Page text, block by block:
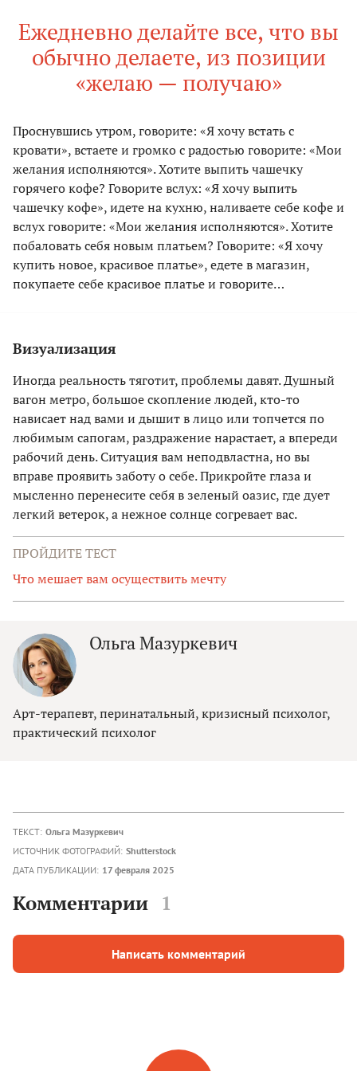
Ежедневно делайте все, что вы
обычно делаете, из позиции
«желаю — получаю»
Проснувшись утром, говорите: «Я хочу встать с
кровати», встаете и громко с радостью говорите: «Мои
желания исполняются». Хотите выпить чашечку
горячего кофе? Говорите вслух: «Я хочу выпить
чашечку кофе», идете на кухню, наливаете себе кофе и
вслух говорите: «Мои желания исполняются». Хотите
побаловать себя новым платьем? Говорите: «Я хочу
купить новое, красивое платье», едете в магазин,
покупаете себе красивое платье и говорите…
Визуализация
Иногда реальность тяготит, проблемы давят. Душный
вагон метро, большое скопление людей, кто-то
нависает над вами и дышит в лицо или топчется по
любимым сапогам, раздражение нарастает, а впереди
рабочий день. Ситуация вам неподвластна, но вы
вправе проявить заботу о себе. Прикройте глаза и
мысленно перенесите себя в зеленый оазис, где дует
легкий ветерок, а нежное солнце согревает вас.
ПРОЙДИТЕ ТЕСТ
Что мешает вам осуществить мечту
Ольга Мазуркевич
Арт-терапевт, перинатальный, кризисный психолог,
практический психолог
ТЕКСТ: Ольга Мазуркевич
ИСТОЧНИК ФОТОГРАФИЙ: Shutterstock
ДАТА ПУБЛИКАЦИИ: 17 февраля 2025
Комментарии 1
Написать комментарий